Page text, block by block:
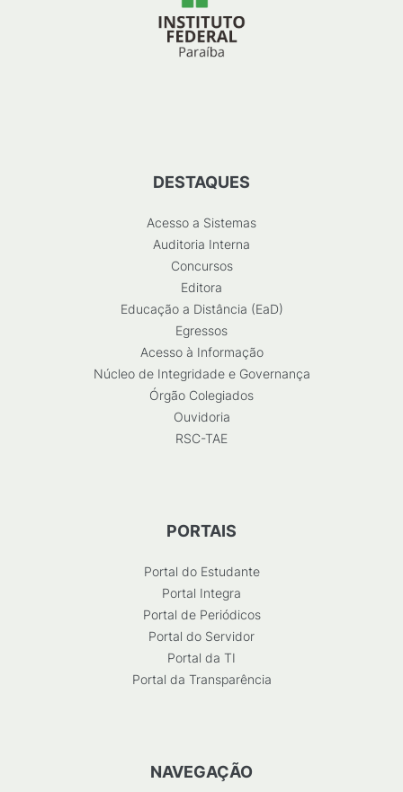
DESTAQUES
Acesso a Sistemas
Auditoria Interna
Concursos
Editora
Educação a Distância (EaD)
Egressos
Acesso à Informação
Núcleo de Integridade e Governança
Órgão Colegiados
Ouvidoria
RSC-TAE
PORTAIS
Portal do Estudante
Portal Integra
Portal de Periódicos
Portal do Servidor
Portal da TI
Portal da Transparência
NAVEGAÇÃO